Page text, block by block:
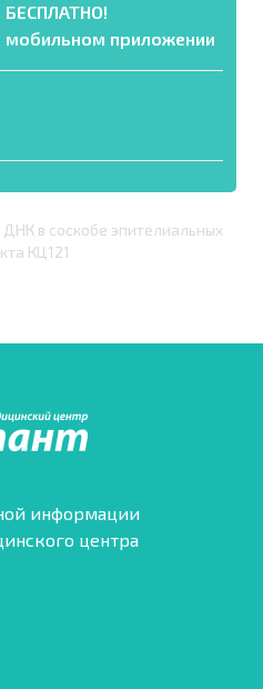
БЕСПЛАТНО!
мобильном приложении
в соскобе эпителиальных
КЦ121
информации
центра